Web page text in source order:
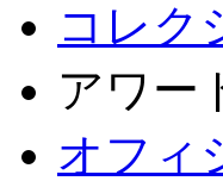
コレク
アワー
オフィ